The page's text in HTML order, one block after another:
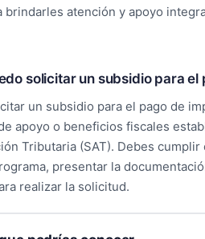
brindarles atención y apoyo
solicitar un subsidio para
un subsidio para el pago de
apoyo o beneficios fiscales
Tributaria (SAT). Debes
presentar la
realizar la solicitud.